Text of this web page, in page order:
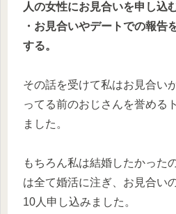
人の女性にお見合いを申し込む
・お見合いやデートでの報告
する。
その話を受けて私はお見合い
ってる前のおじさんを誉める
ました。
もちろん私は結婚したかった
は全て婚活に注ぎ、お見合い
10人申し込みました。